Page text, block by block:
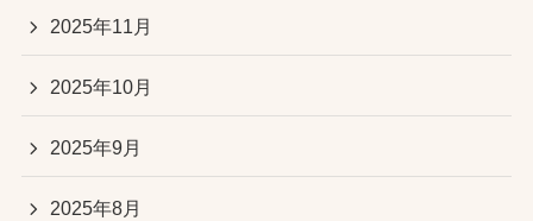
2025年11月
2025年10月
2025年9月
2025年8月